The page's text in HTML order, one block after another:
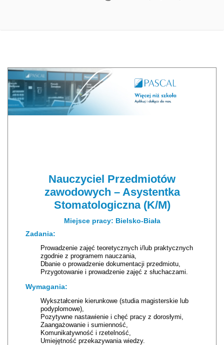
Nauczyciel Przedmiotów
zawodowych – Asystentka
Stomatologiczna (K/M)
Miejsce pracy: Bielsko-Biała
Zadania:
Prowadzenie zajęć teoretycznych i/lub praktycznych
zgodnie z programem nauczania,
Dbanie o prowadzenie dokumentacji przedmiotu,
Przygotowanie i prowadzenie zajęć z słuchaczami.
Wymagania:
Wykształcenie kierunkowe (studia magisterskie lub
podyplomowe),
Pozytywne nastawienie i chęć pracy z dorosłymi,
Zaangażowanie i sumienność,
Komunikatywność i rzetelność,
Umiejętność przekazywania wiedzy.